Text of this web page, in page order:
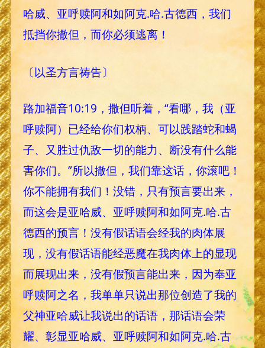
哈威、亚呼赎阿和如阿克.哈.古德西，我们
抵挡你撒但，而你必须逃离！
〔以圣方言祷告〕
路加福音10:19，撒但听着，“看哪，我（亚
呼赎阿）已经给你们权柄、可以践踏蛇和蝎
子、又胜过仇敌一切的能力、断没有什么能
害你们。”所以撒但，我们靠这话，你滚吧！
你不能拥有我们！没错，只有预言要出来，
而这会是亚哈威、亚呼赎阿和如阿克.哈.古
德西的预言！没有假话语会经我的肉体展
现，没有假话语能经恶魔在我肉体上的显现
而展现出来，没有假预言能出来，因为奉亚
呼赎阿之名，我单单只说出那位创造了我的
父神亚哈威让我说出的话语，那话语会荣
耀、彰显亚哈威、亚呼赎阿和如阿克.哈.古